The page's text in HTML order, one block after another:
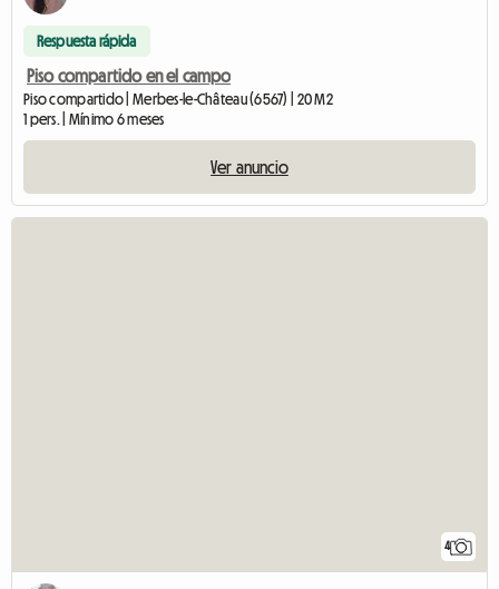
Respuesta rápida
Piso compartido en el campo
Piso compartido | Merbes-le-Château (6567) | 20 M2
1 pers. | Mínimo 6 meses
Ver anuncio
4